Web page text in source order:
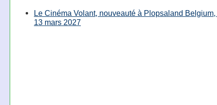
Le Cinéma Volant, nouveauté à Plopsaland
13 mars 2027